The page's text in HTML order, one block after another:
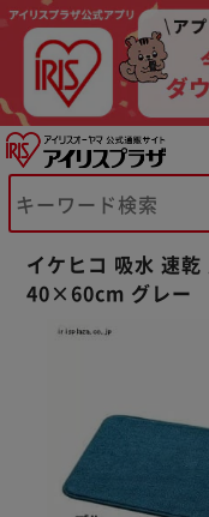
イケヒコ 吸水 速
40×60cm グレー
※ご確認くだ
カートに入れ